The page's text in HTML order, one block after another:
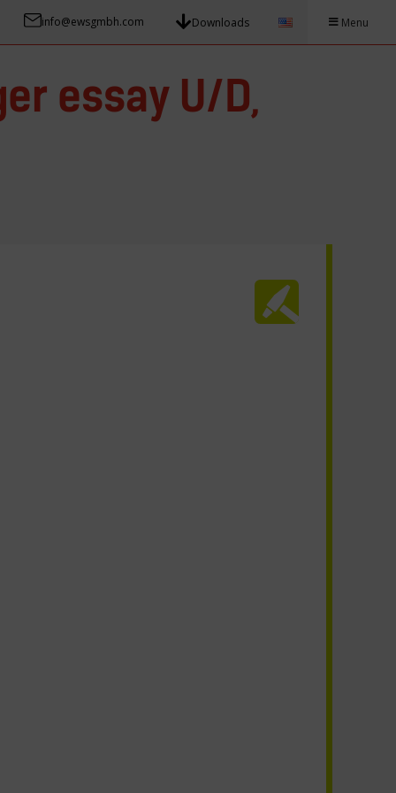
info@ewsgmbh.com Downloads Menu
essay U/D,